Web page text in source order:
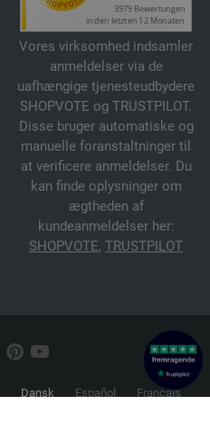
Vores virksomhed indsamler
anmeldelser via de
uafhængige tjenesteudbydere
SHOPVOTE og TRUSTPILOT.
Disse bruger automatiske og
manuelle foranstaltninger til
at verificere anmeldelser. Du
kan finde oplysninger om
ægtheden af
kundeanmeldelser her:
SHOPVOTE, TRUSTPILOT
Dansk Español
Français